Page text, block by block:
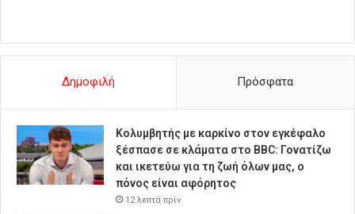
Δημοφιλή Πρόσφατα
Κολυμβητής με καρκίνο στον εγκέφαλο
ξέσπασε σε κλάματα στο BBC: Γονατίζω
και ικετεύω για τη ζωή όλων μας, ο
πόνος είναι αφόρητος
12 λεπτά πρίν